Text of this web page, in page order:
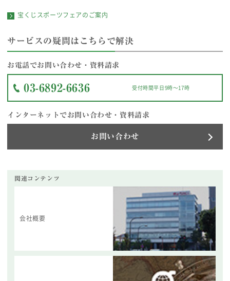
宝くじスポーツフェアのご案内
サービスの疑問はこちらで解決
お電話でお問い合わせ・資料請求
03-6892-6636 受付時間平日9時〜17時
インターネットでお問い合わせ・資料請求
お問い合わせ
関連コンテンツ
会社概要